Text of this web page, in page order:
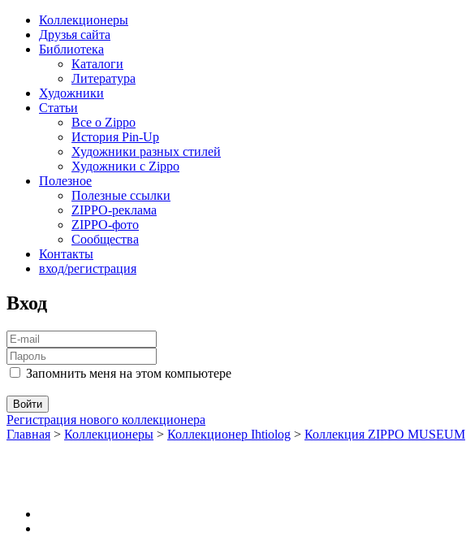
Коллекционеры
Друзья сайта
Библиотека
Каталоги
Литература
Художники
Статьи
Все о Zippo
История Pin-Up
Художники разных стилей
Художники с Zippo
Полезное
Полезные ссылки
ZIPPO-реклама
ZIPPO-фото
Сообщества
Контакты
вход/регистрация
Вход
Запомнить меня на этом компьютере
Регистрация нового коллекционера
Главная > Коллекционеры > Коллекционер Ihtiolog > Коллекция ZIPPO MUSEUM